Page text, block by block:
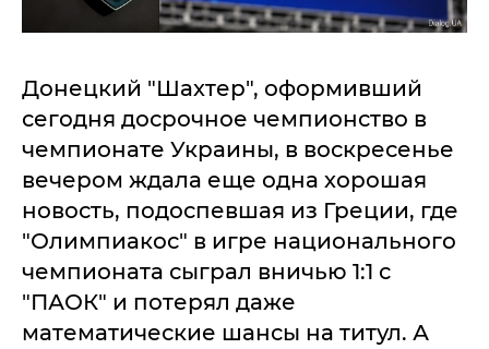
Донецкий "Шахтер", оформивший
сегодня досрочное чемпионство в
чемпионате Украины, в воскресенье
вечером ждала еще одна хорошая
новость, подоспевшая из Греции, где
"Олимпиакос" в игре национального
чемпионата сыграл вничью 1:1 с
"ПАОК" и потерял даже
математические шансы на титул. А